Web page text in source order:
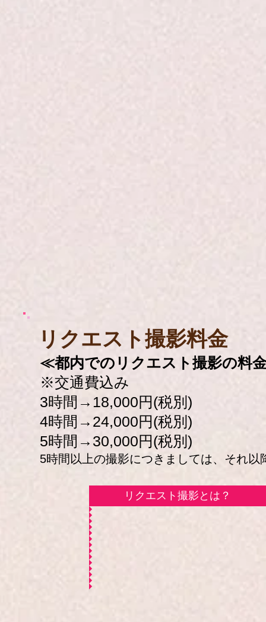
​リクエスト撮影料金
≪都内でのリクエスト撮影の料
※交通費込み
3時間→18,000円(税別)
4時間→24,000円(税別)
5時間→30,000円(税別)
5時間以上の撮影につきましては、それ
リクエスト撮影とは？